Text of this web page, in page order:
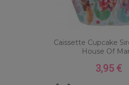
Caissette Cupcake
House Of
Prix
3,95 €